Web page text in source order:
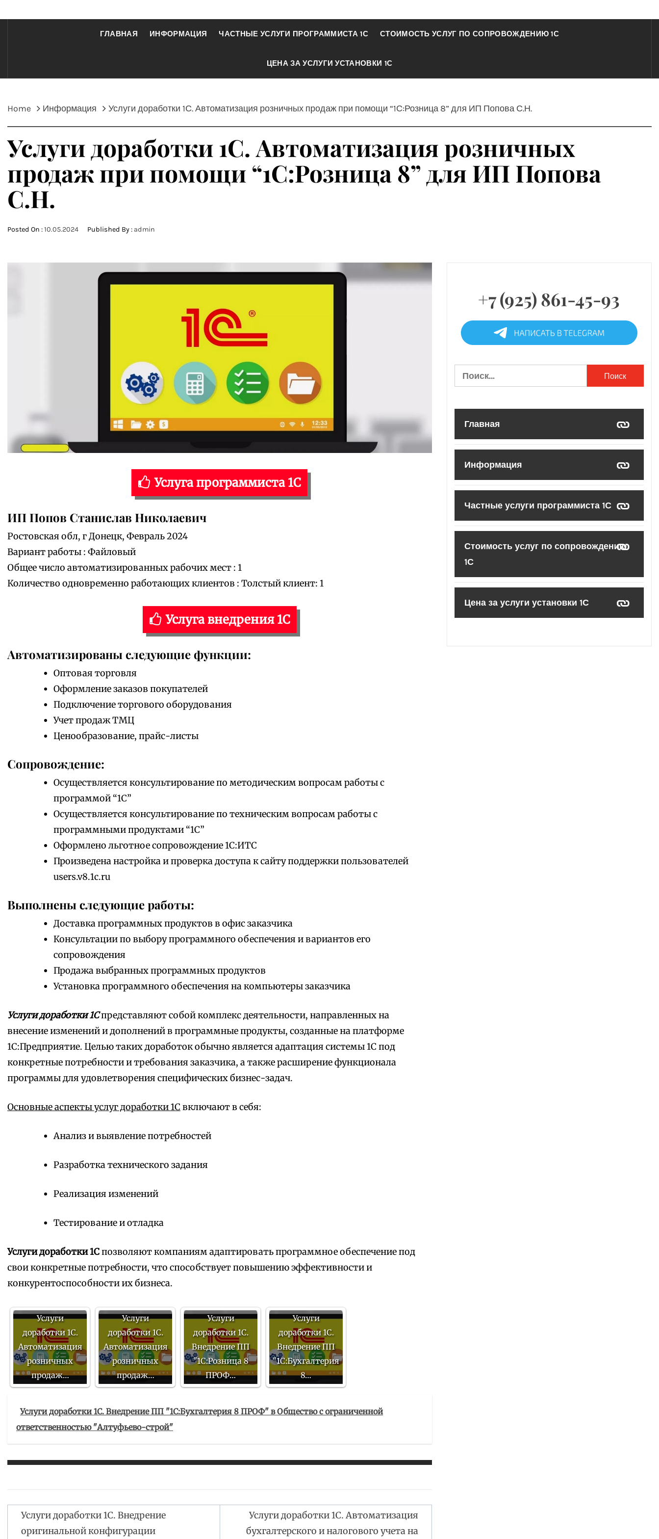
ГЛАВНАЯ ИНФОРМАЦИЯ ЧАСТНЫЕ УСЛУГИ ПРОГРАММИСТА 1С СТОИМОСТЬ УСЛУГ ПО СОПРОВОЖДЕНИЮ 1С
ЦЕНА ЗА УСЛУГИ УСТАНОВКИ 1С
Home Информация Услуги доработки 1С. Автоматизация розничных продаж при помощи “1С:Розница 8” для ИП Попова С.Н.
Услуги доработки 1С. Автоматизация розничных
продаж при помощи “1С:Розница 8” для ИП Попова
С.Н.
Posted On :10.05.2024 Published By : admin
Услуга программиста 1С
ИП Попов Станислав Николаевич
Ростовская обл, г Донецк, Февраль 2024
Вариант работы : Файловый
Общее число автоматизированных рабочих мест : 1
Количество одновременно работающих клиентов : Толстый клиент: 1
Услуга внедрения 1С
Автоматизированы следующие функции:
Оптовая торговля
Оформление заказов покупателей
Подключение торгового оборудования
Учет продаж ТМЦ
Ценообразование, прайс-листы
Сопровождение:
Осуществляется консультирование по методическим вопросам работы с
программой “1С”
Осуществляется консультирование по техническим вопросам работы с
программными продуктами “1С”
Оформлено льготное сопровождение 1С:ИТС
Произведена настройка и проверка доступа к сайту поддержки пользователей
users.v8.1c.ru
Выполнены следующие работы:
Доставка программных продуктов в офис заказчика
Консультации по выбору программного обеспечения и вариантов его
сопровождения
Продажа выбранных программных продуктов
Установка программного обеспечения на компьютеры заказчика
Услуги доработки 1Спредставляют собой комплекс деятельности, направленных на
внесение изменений и дополнений в программные продукты, созданные на платформе
1С:Предприятие. Целью таких доработок обычно является адаптация системы 1С под
конкретные потребности и требования заказчика, а также расширение функционала
программы для удовлетворения специфических бизнес-задач.
Основные аспекты услуг доработки 1С включают в себя:
Анализ и выявление потребностей
Разработка технического задания
Реализация изменений
Тестирование и отладка
Услуги доработки 1Спозволяют компаниям адаптировать программное обеспечение под
свои конкретные потребности, что способствует повышению эффективности и
конкурентоспособности их бизнеса.
Услуги
доработки 1С.
Автоматизация
розничных
продаж…
Услуги
доработки 1С.
Автоматизация
розничных
продаж…
Услуги
доработки 1С.
Внедрение ПП
"1С:Розница 8
ПРОФ…
Услуги
доработки 1С.
Внедрение ПП
"1С:Бухгалтерия
8…
Услуги доработки 1С. Внедрение ПП "1С:Бухгалтерия 8 ПРОФ" в Общество с ограниченной
ответственностью "Алтуфьево-строй"
Навигация
Услуги доработки 1С. Внедрение
оригинальной конфигурации
Услуги доработки 1С. Автоматизация
бухгалтерского и налогового учета на
+7 (925) 861-45-93
Найти:
Главная
Информация
Частные услуги программиста 1С
Стоимость услуг по сопровождению
1С
Цена за услуги установки 1С